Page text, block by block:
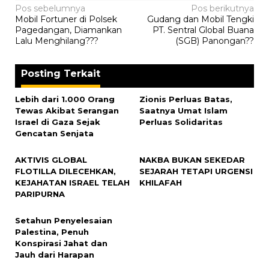
Navigasi
pos
Pos sebelumnya
Mobil Fortuner di Polsek
Pagedangan, Diamankan
Lalu Menghilang???
Pos berikutnya
Gudang dan Mobil Tengki
PT. Sentral Global Buana
(SGB) Panongan??
Posting Terkait
Lebih dari 1.000 Orang
Tewas Akibat Serangan
Israel di Gaza Sejak
Gencatan Senjata
Zionis Perluas Batas,
Saatnya Umat Islam
Perluas Solidaritas
AKTIVIS GLOBAL
FLOTILLA DILECEHKAN,
KEJAHATAN ISRAEL TELAH
PARIPURNA
NAKBA BUKAN SEKEDAR
SEJARAH TETAPI URGENSI
KHILAFAH
Setahun Penyelesaian
Palestina, Penuh
Konspirasi Jahat dan
Jauh dari Harapan